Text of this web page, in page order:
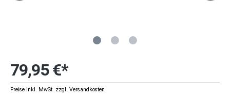
79,95 €*
Preise inkl. MwSt. zzgl. Versandkosten